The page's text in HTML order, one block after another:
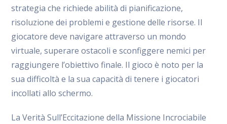
strategia che richiede abilità di pianificazione,
risoluzione dei problemi e gestione delle risorse. Il
giocatore deve navigare attraverso un mondo
virtuale, superare ostacoli e sconfiggere nemici per
raggiungere l’obiettivo finale. Il gioco è noto per la
sua difficoltà e la sua capacità di tenere i giocatori
incollati allo schermo.
La Verità Sull’Eccitazione della Missione Incrociabile